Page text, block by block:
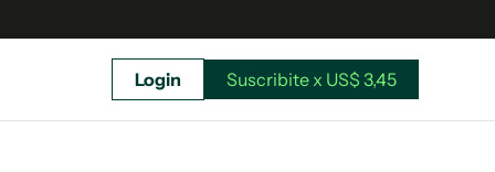
Login Suscribite x US$ 3,45